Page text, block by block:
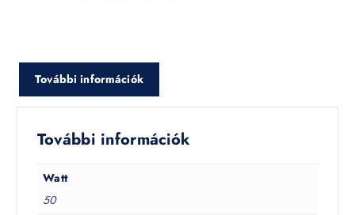
További információk
További információk
Watt
50